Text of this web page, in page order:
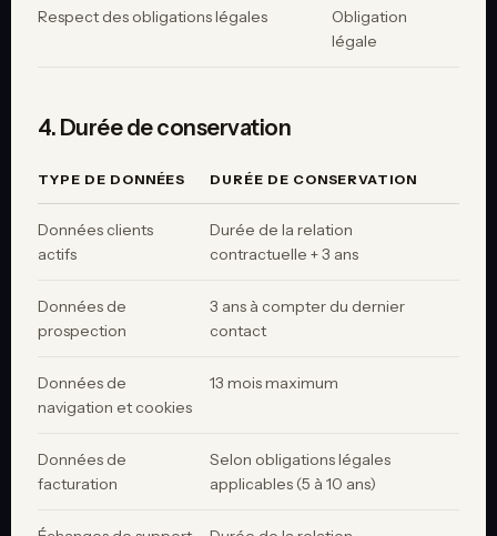
Respect des obligations légales
Obligation
légale
4. Durée de conservation
TYPE DE DONNÉES DURÉE DE CONSERVATION
Données clients
actifs
Durée de la relation
contractuelle + 3 ans
Données de
prospection
3 ans à compter du dernier
contact
Données de
navigation et cookies
13 mois maximum
Données de
facturation
Selon obligations légales
applicables (5 à 10 ans)